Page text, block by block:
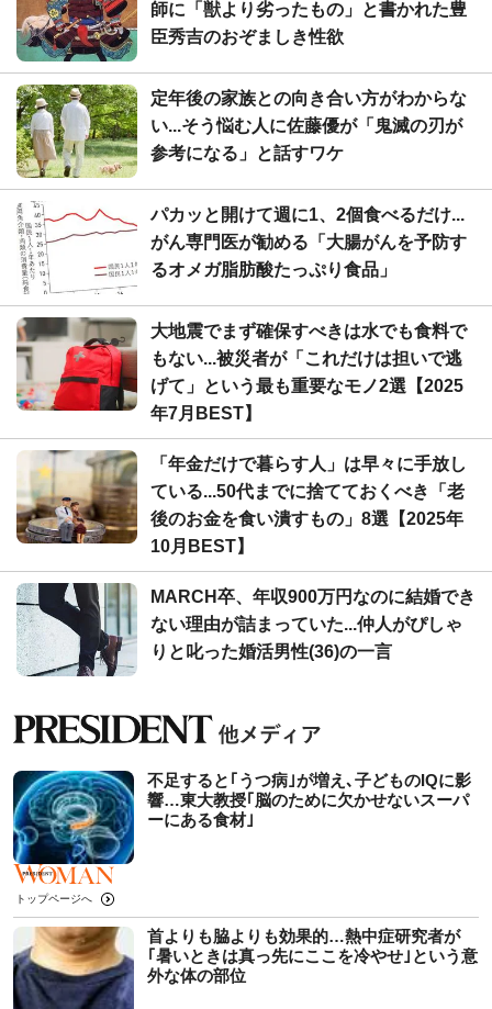
師に「獣より劣ったもの」と書かれた豊
臣秀吉のおぞましき性欲
定年後の家族との向き合い方がわからな
い...そう悩む人に佐藤優が「鬼滅の刃が
参考になる」と話すワケ
パカッと開けて週に1、2個食べるだけ...
がん専門医が勧める「大腸がんを予防す
るオメガ脂肪酸たっぷり食品」
大地震でまず確保すべきは水でも食料で
もない...被災者が「これだけは担いで逃
げて」という最も重要なモノ2選【2025
年7月BEST】
「年金だけで暮らす人」は早々に手放し
ている...50代までに捨てておくべき「老
後のお金を食い潰すもの」8選【2025年
10月BEST】
MARCH卒、年収900万円なのに結婚でき
ない理由が詰まっていた...仲人がぴしゃ
りと叱った婚活男性(36)の一言
不足すると｢うつ病｣が増え､子どものIQに影
響…東大教授｢脳のために欠かせないスーパ
ーにある食材｣
トップページへ
首よりも脇よりも効果的…熱中症研究者が
｢暑いときは真っ先にここを冷やせ｣という意
外な体の部位